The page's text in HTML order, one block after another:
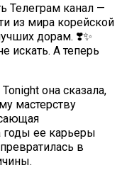
Телеграм канал —
из мира корейской
дорам. ❣️✨
искать. А теперь
она сказала,
мастерству
годы ее карьеры
в